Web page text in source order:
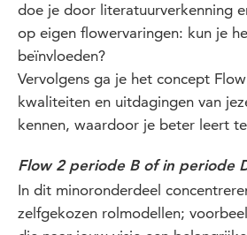
doe je door literatuurverkenning
op eigen flowervaringen: kun je
beïnvloeden?
Vervolgens ga je het concept
kwaliteiten en uitdagingen van
kennen, waardoor je beter leert
Flow 2 periode B of in periode
In dit minoronderdeel
zelfgekozen rolmodellen;